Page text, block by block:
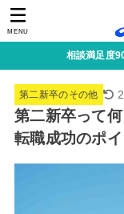
MENU
相談満足度
第二新卒のその他
第二新卒って
転職成功のポ